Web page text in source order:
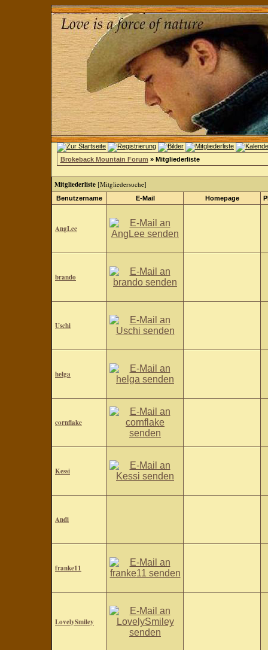
Brokeback Mountain Forum » Mitgliederliste
Mitgliederliste [Mitgliedersuche]
Benutzername E-Mail Homepage
AngLee
brando
Uschi
helga
cornflake
Kessi
Andi
franke11
LovelySmiley